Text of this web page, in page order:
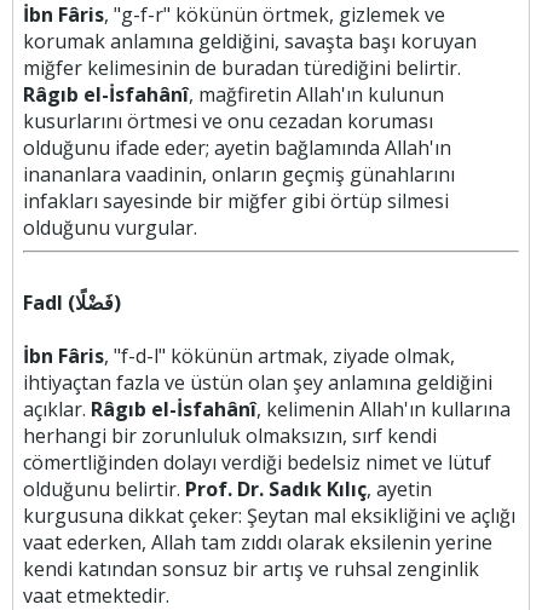
İbn Fâris, "g-f-r" kökünün örtmek, gizlemek ve
korumak anlamına geldiğini, savaşta başı koruyan
miğfer kelimesinin de buradan türediğini belirtir.
Râgıb el-İsfahânî, mağfiretin Allah'ın kulunun
kusurlarını örtmesi ve onu cezadan koruması
olduğunu ifade eder; ayetin bağlamında Allah'ın
inananlara vaadinin, onların geçmiş günahlarını
infakları sayesinde bir miğfer gibi örtüp silmesi
olduğunu vurgular.
Fadl (فَضْلًا)
İbn Fâris, "f-d-l" kökünün artmak, ziyade olmak,
ihtiyaçtan fazla ve üstün olan şey anlamına geldiğini
açıklar. Râgıb el-İsfahânî, kelimenin Allah'ın kullarına
herhangi bir zorunluluk olmaksızın, sırf kendi
cömertliğinden dolayı verdiği bedelsiz nimet ve lütuf
olduğunu belirtir. Prof. Dr. Sadık Kılıç, ayetin
kurgusuna dikkat çeker: Şeytan mal eksikliğini ve açlığı
vaat ederken, Allah tam zıddı olarak eksilenin yerine
kendi katından sonsuz bir artış ve ruhsal zenginlik
vaat etmektedir.